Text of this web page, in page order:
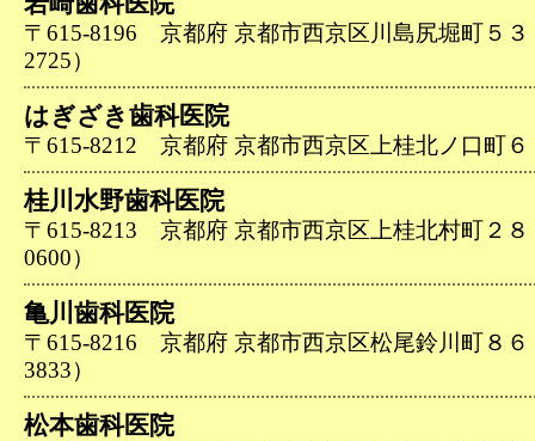
〒615-8196 京都府 京都市西京区川島尻堀町５３
2725）
はぎざき歯科医院
〒615-8212 京都府 京都市西京区上桂北ノ口町６
桂川水野歯科医院
〒615-8213 京都府 京都市西京区上桂北村町２８
0600）
亀川歯科医院
〒615-8216 京都府 京都市西京区松尾鈴川町８６
3833）
松本歯科医院